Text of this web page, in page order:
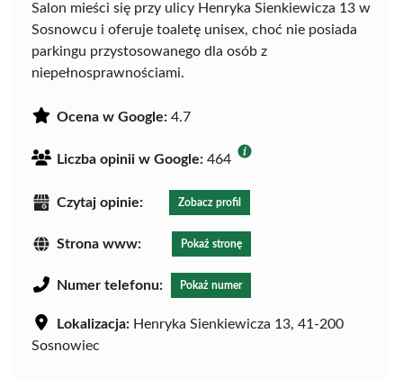
Salon mieści się przy ulicy Henryka Sienkiewicza 13 w
Sosnowcu i oferuje toaletę unisex, choć nie posiada
parkingu przystosowanego dla osób z
niepełnosprawnościami.
Ocena w Google: 4.7
Liczba opinii w Google: 464
Czytaj opinie: Zobacz profil
Strona www: Pokaż stronę
Numer telefonu: Pokaż numer
Lokalizacja: Henryka Sienkiewicza 13, 41-200
Sosnowiec